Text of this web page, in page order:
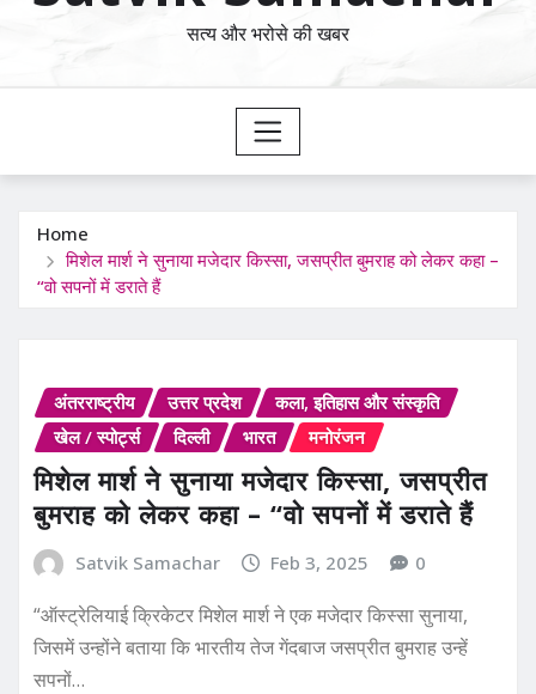
सत्य और भरोसे की खबर
Home
मिशेल मार्श ने सुनाया मजेदार किस्सा, जसप्रीत बुमराह को लेकर कहा –
“वो सपनों में डराते हैं
अंतरराष्ट्रीय उत्तर प्रदेश
कला, इतिहास और संस्कृति
खेल / स्पोर्ट्स
दिल्ली भारत मनोरंजन
मिशेल मार्श ने सुनाया मजेदार किस्सा, जसप्रीत
बुमराह को लेकर कहा – “वो सपनों में डराते हैं
Satvik Samachar Feb 3, 2025 0
“ऑस्ट्रेलियाई क्रिकेटर मिशेल मार्श ने एक मजेदार किस्सा सुनाया,
जिसमें उन्होंने बताया कि भारतीय तेज गेंदबाज जसप्रीत बुमराह उन्हें
सपनों…